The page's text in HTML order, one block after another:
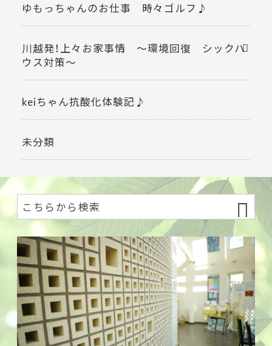
ゆもっちゃんのお仕事 時々ゴルフ♪
川越発！上々お家事情 ～環境回復 シックハ
ウス対策～
keiちゃん抗酸化体験記♪
未分類